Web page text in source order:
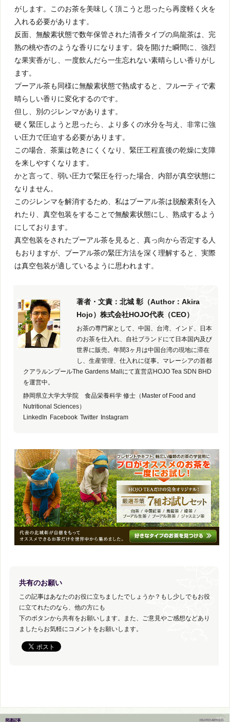
がします。このお茶を美味しく頂こうと思ったら再度軽く火を
入れる必要があります。
反面、無酸素状態で数年保管された清香タイプの烏龍茶は、完
熟の桃や杏のような香りになります。袋を開けた瞬間に、強烈
な果実香がし、一度飲んだら一生忘れない素晴らしい香りがし
ます。
プーアル茶も同様に無酸素状態で熟成すると、フルーティで素
晴らしい香りに変化するのです。
但し、別のジレンマがあります。
硬く緊圧しようと思ったら、より多くの水分を与え、非常に強
い圧力で圧迫する必要があります。
この場合、茶葉は乾きにくくなり、緊圧工程直後の乾燥に支障
を来しやすくなります。
かと言って、弱い圧力で緊圧を行った場合、内部が真空状態に
なりません。
このジレンマを解消するため、私はプーアル茶は脱酸素剤を入
れたり、真空包装をすることで無酸素状態にし、熟成するよう
にしております。
真空包装をされたプーアル茶を見ると、真っ向から否定する人
もおりますが、プーアル茶の緊圧方法を深く理解すると、実際
は真空包装が適しているように思われます。
著者・文責：北城 彰（Author：Akira
Hojo）株式会社HOJO代表（CEO）
お茶の専門家として、中国、台湾、インド、日本
のお茶を仕入れ、自社ブランドにて日本国内及び
世界に販売。年間3ヶ月は中国台湾の現地に滞在
し、生産管理、仕入れに従事。マレーシアの首都
クアラルンプールThe Gardens Mallにて直営店HOJO Tea SDN BHD
を運営中。
静岡県立大学大学院 食品栄養科学 修士（Master of Food and
Nutritional Sciences）
LinkedIn Facebook Twitter Instagram
共有のお願い
この記事はあなたのお役に立ちましたでしょうか？もし少しでもお役
に立てれたのなら、他の方にも
下のボタンから共有をお願いします。また、ご意見やご感想などあり
ましたらお気軽にコメントをお願いします。